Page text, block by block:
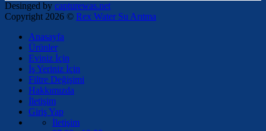
Desinged by capturewas.net
Copyright 2026 © Rex Water Su Arıtma
Anasayfa
Ürünler
Eviniz İçin
İş Yeriniz İçin
Filtre Değişimi
Hakkımızda
İletişim
Giriş Yap
İletişim